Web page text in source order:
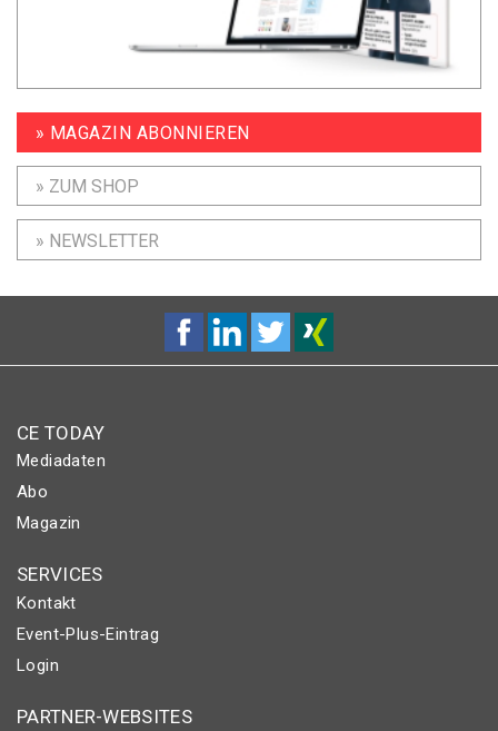
» MAGAZIN ABONNIEREN
» ZUM SHOP
» NEWSLETTER
CE TODAY
Mediadaten
Abo
Magazin
SERVICES
Kontakt
Event-Plus-Eintrag
Login
PARTNER-WEBSITES